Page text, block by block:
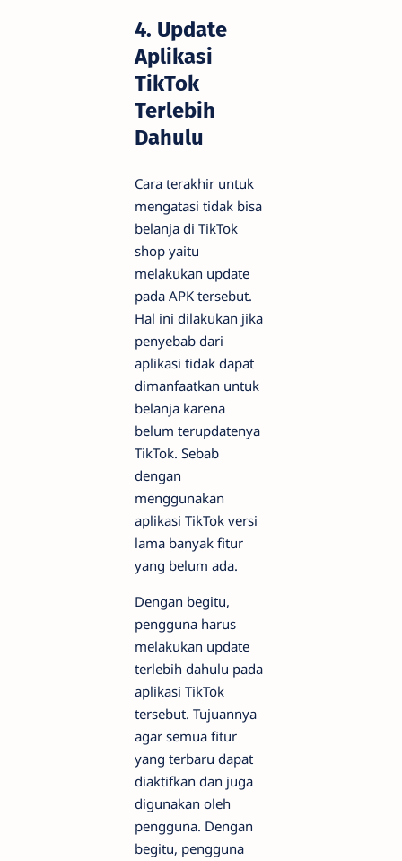
4. Update
Aplikasi
TikTok
Terlebih
Dahulu
Cara terakhir untuk
mengatasi tidak bisa
belanja di TikTok
shop yaitu
melakukan update
pada APK tersebut.
Hal ini dilakukan jika
penyebab dari
aplikasi tidak dapat
dimanfaatkan untuk
belanja karena
belum terupdatenya
TikTok. Sebab
dengan
menggunakan
aplikasi TikTok versi
lama banyak fitur
yang belum ada.
Dengan begitu,
pengguna harus
melakukan update
terlebih dahulu pada
aplikasi TikTok
tersebut. Tujuannya
agar semua fitur
yang terbaru dapat
diaktifkan dan juga
digunakan oleh
pengguna. Dengan
begitu, pengguna